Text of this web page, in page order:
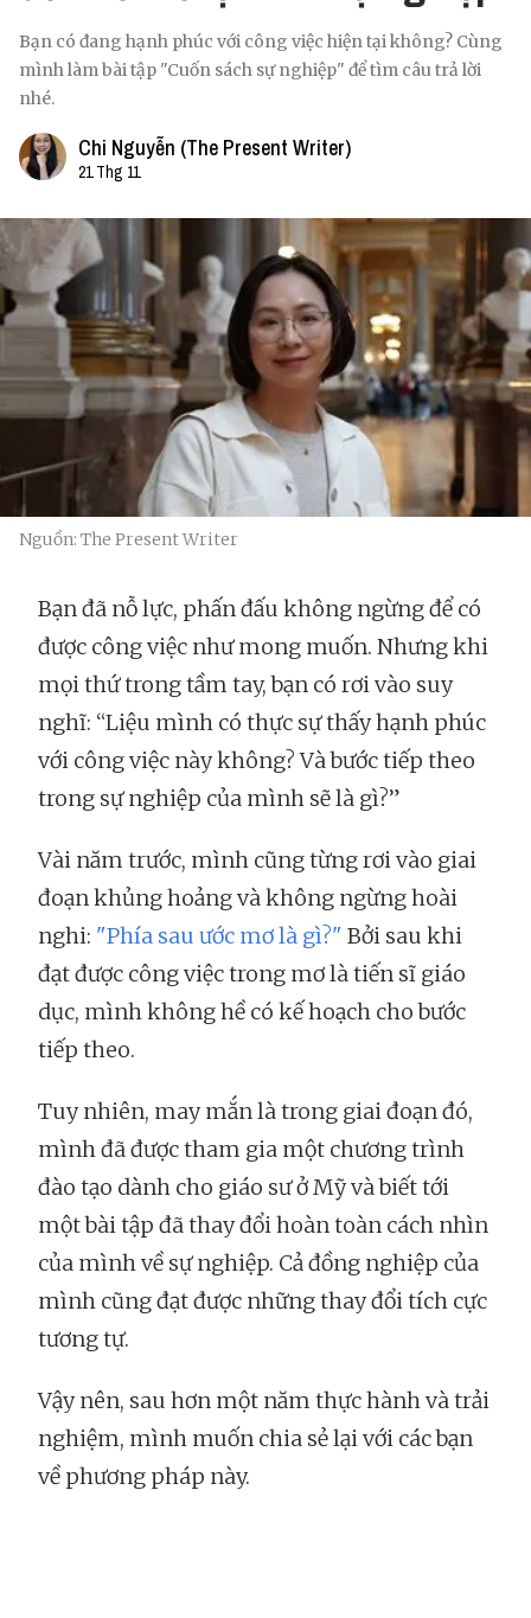
Bạn có đang hạnh phúc với công việc hiện tại không? Cùng
mình làm bài tập "Cuốn sách sự nghiệp" để tìm câu trả lời
nhé.
Chi Nguyễn (The Present Writer)
21 Thg 11
Nguồn: The Present Writer
Bạn đã nỗ lực, phấn đấu không ngừng để có
được công việc như mong muốn. Nhưng khi
mọi thứ trong tầm tay, bạn có rơi vào suy
nghĩ: “Liệu mình có thực sự thấy hạnh phúc
với công việc này không? Và bước tiếp theo
trong sự nghiệp của mình sẽ là gì?”
Vài năm trước, mình cũng từng rơi vào giai
đoạn khủng hoảng và không ngừng hoài
nghi: "Phía sau ước mơ là gì?" Bởi sau khi
đạt được công việc trong mơ là tiến sĩ giáo
dục, mình không hề có kế hoạch cho bước
tiếp theo.
Tuy nhiên, may mắn là trong giai đoạn đó,
mình đã được tham gia một chương trình
đào tạo dành cho giáo sư ở Mỹ và biết tới
một bài tập đã thay đổi hoàn toàn cách nhìn
của mình về sự nghiệp. Cả đồng nghiệp của
mình cũng đạt được những thay đổi tích cực
tương tự.
Vậy nên, sau hơn một năm thực hành và trải
nghiệm, mình muốn chia sẻ lại với các bạn
về phương pháp này.